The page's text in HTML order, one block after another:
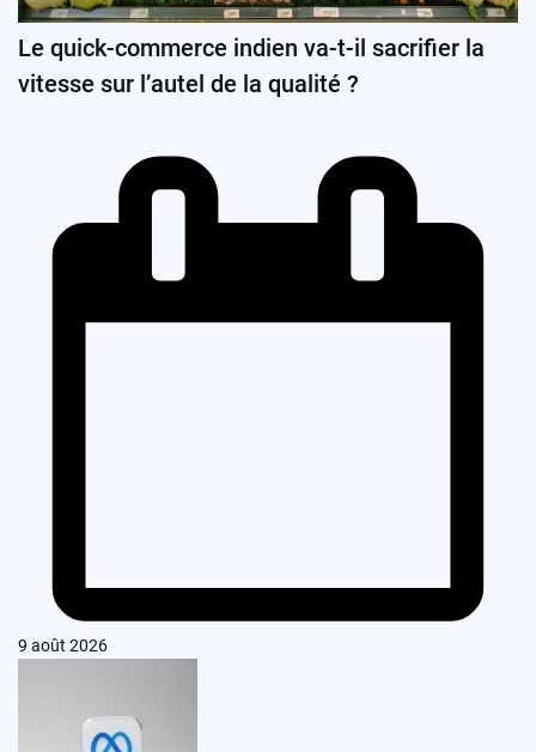
Le quick-commerce indien va-t-il sacrifier la
vitesse sur l’autel de la qualité ?
9 août 2026